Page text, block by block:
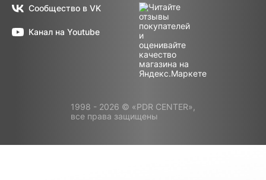
Сообщество в VK
Канал на Youtube
1998 - 2026 © «PDR CENTER»,
все права защищены